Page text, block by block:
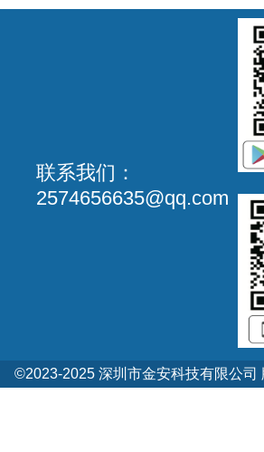
联系我们：
2574656635@qq.com
©2023-2025 深圳市金安科技有限公